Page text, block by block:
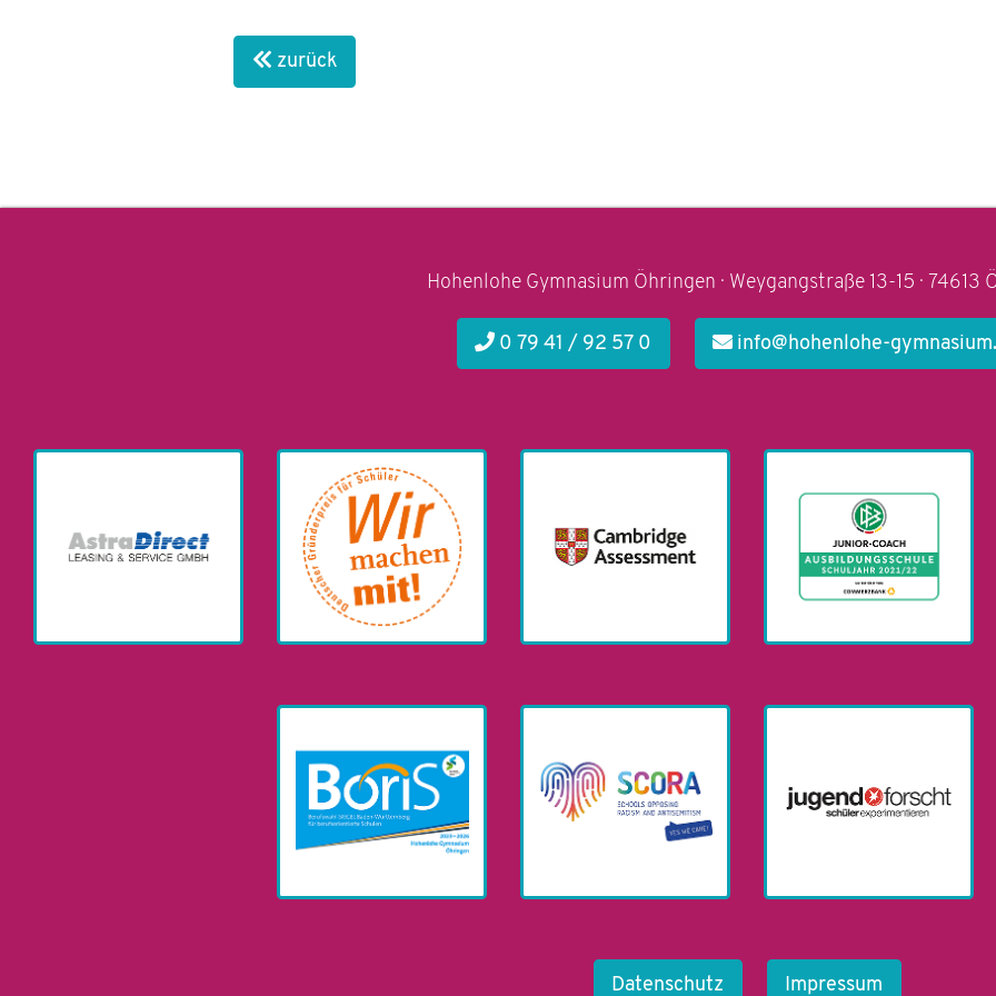
zurück
Hohenlohe Gymnasium Öhringen · Weygangstraße 13-15 · 74613
0 79 41 / 92 57 0 info@hohenlohe-
Datenschutz Impressum